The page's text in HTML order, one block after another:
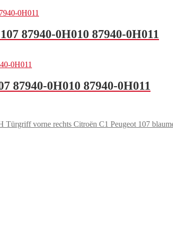
87940-0H010 87940-0H011
87940-0H010 87940-0H011
Türgriff vorne rechts Citroën C1 Peugeot 107